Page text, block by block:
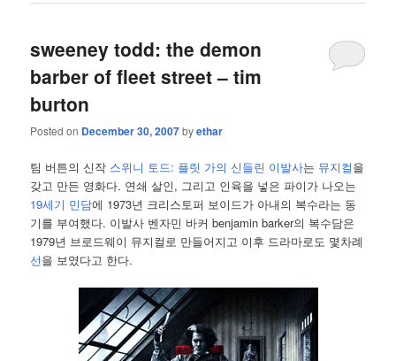
sweeney todd: the demon
barber of fleet street – tim
burton
Posted on December 30, 2007byethar
팀 버튼의 신작 스위니 토드: 플릿 가의 신들린 이발사는 뮤지컬을
갖고 만든 영화다. 연쇄 살인, 그리고 인육을 넣은 파이가 나오는
19세기 민담에 1973년 크리스토퍼 보이드가 아내의 복수라는 동
기를 부여했다. 이발사 벤자민 바커 benjamin barker의 복수담은
1979년 브로드웨이 뮤지컬로 만들어지고 이후 드라마로도 몇차례
선을 보였다고 한다.